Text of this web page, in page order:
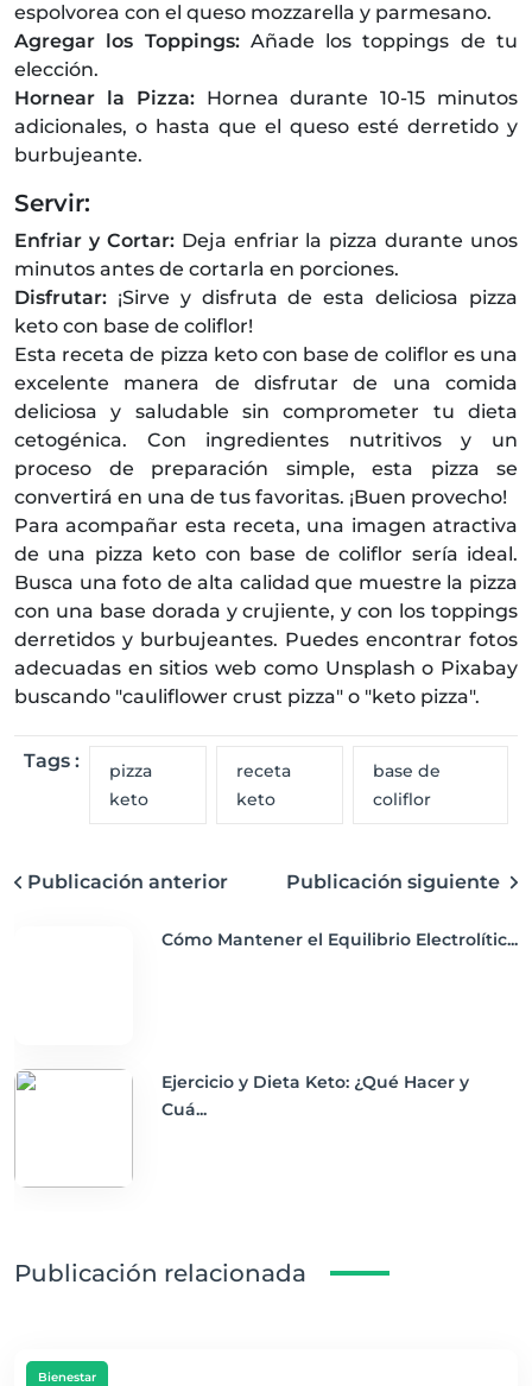
espolvorea con el queso mozzarella y parmesano.
Agregar los Toppings:Añade los toppings de tu
elección.
Hornear la Pizza: Hornea durante 10-15 minutos
adicionales, o hasta que el queso esté derretido y
burbujeante.
Servir:
Enfriar y Cortar: Deja enfriar la pizza durante unos
minutos antes de cortarla en porciones.
Disfrutar: ¡Sirve y disfruta de esta deliciosa pizza
keto con base de coliflor!
Esta receta de pizza keto con base de coliflor es una
excelente manera de disfrutar de una comida
deliciosa y saludable sin comprometer tu dieta
cetogénica. Con ingredientes nutritivos y un
proceso de preparación simple, esta pizza se
convertirá en una de tus favoritas. ¡Buen provecho!
Para acompañar esta receta, una imagen atractiva
de una pizza keto con base de coliflor sería ideal.
Busca una foto de alta calidad que muestre la pizza
con una base dorada y crujiente, y con los toppings
derretidos y burbujeantes. Puedes encontrar fotos
adecuadas en sitios web como Unsplash o Pixabay
buscando "cauliflower crust pizza" o "keto pizza".
Tags :
pizza
keto
receta
keto
base de
coliflor
Publicación anterior Publicación siguiente
Cómo Mantener el Equilibrio Electrolític...
Ejercicio y Dieta Keto: ¿Qué Hacer y
Cuá...
Publicación relacionada
Bienestar